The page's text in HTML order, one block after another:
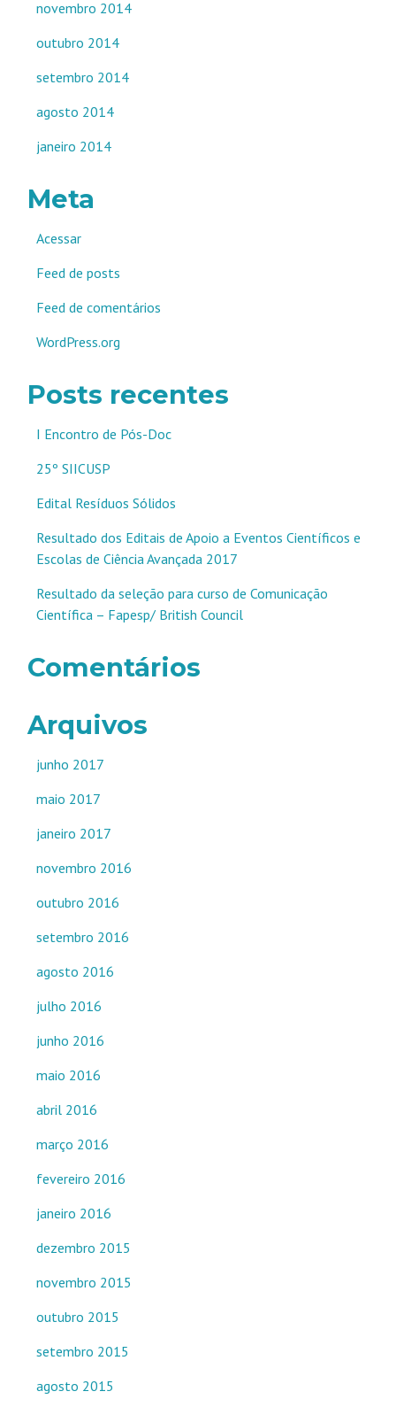
novembro 2014
outubro 2014
setembro 2014
agosto 2014
janeiro 2014
Meta
Acessar
Feed de posts
Feed de comentários
WordPress.org
Posts recentes
I Encontro de Pós-Doc
25º SIICUSP
Edital Resíduos Sólidos
Resultado dos Editais de Apoio a Eventos Científicos e
Escolas de Ciência Avançada 2017
Resultado da seleção para curso de Comunicação
Científica – Fapesp/ British Council
Comentários
Arquivos
junho 2017
maio 2017
janeiro 2017
novembro 2016
outubro 2016
setembro 2016
agosto 2016
julho 2016
junho 2016
maio 2016
abril 2016
março 2016
fevereiro 2016
janeiro 2016
dezembro 2015
novembro 2015
outubro 2015
setembro 2015
agosto 2015